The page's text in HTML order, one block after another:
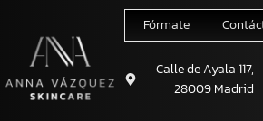
Fórmate conmigo
Calle de Ayala 117,
28009 Madrid